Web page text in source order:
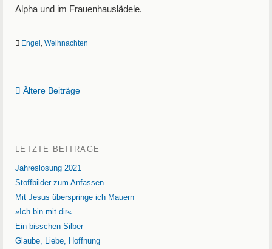
Alpha und im Frauenhauslädele.
Engel,Weihnachten
Ältere Beiträge
LETZTE BEITRÄGE
Jahreslosung 2021
Stoffbilder zum Anfassen
Mit Jesus überspringe ich Mauern
»Ich bin mit dir«
Ein bisschen Silber
Glaube, Liebe, Hoffnung